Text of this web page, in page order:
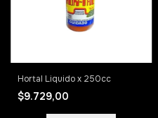
Hortal Liquido x 250cc
$9.729,00